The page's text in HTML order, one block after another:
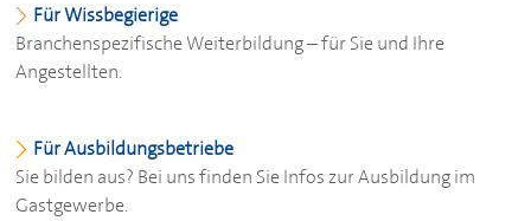
Für Wissbegierige
Branchenspezifische Weiterbildung – für Sie und Ihre
Angestellten.
Für Ausbildungsbetriebe
Sie bilden aus? Bei uns finden Sie Infos zur Ausbildung im
Gastgewerbe.